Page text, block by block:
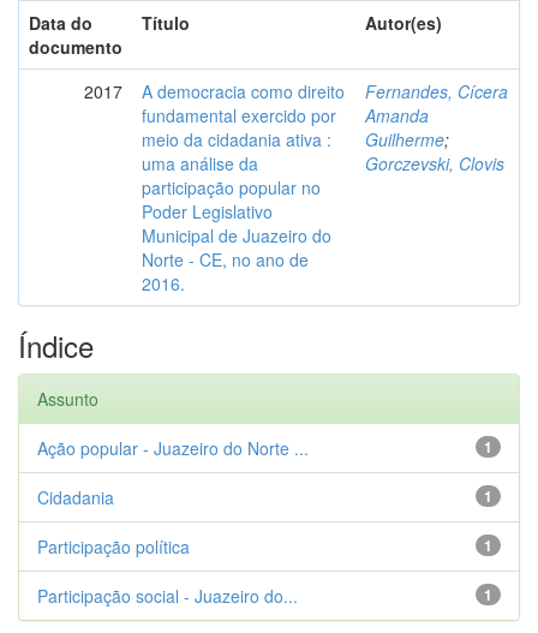
Data do
documento
Título Autor(es)
2017
A democracia como direito
fundamental exercido por
meio da cidadania ativa :
uma análise da
participação popular no
Poder Legislativo
Municipal de Juazeiro do
Norte - CE, no ano de
2016.
Fernandes, Cícera
Amanda
Guilherme;
Gorczevski, Clovis
Índice
Assunto
1
Ação popular - Juazeiro do Norte ...
1
Cidadania
1
Participação política
1
Participação social - Juazeiro do...